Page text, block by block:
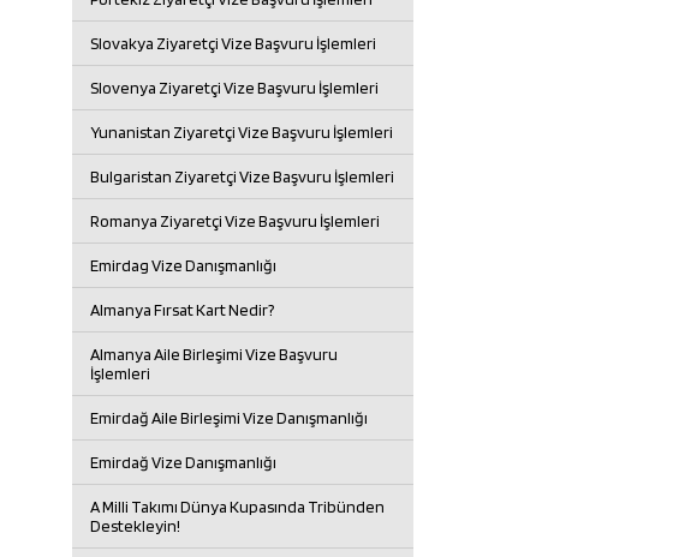
Slovakya Ziyaretçi Vize Başvuru İşlemleri
Slovenya Ziyaretçi Vize Başvuru İşlemleri
Yunanistan Ziyaretçi Vize Başvuru İşlemleri
Bulgaristan Ziyaretçi Vize Başvuru İşlemleri
Romanya Ziyaretçi Vize Başvuru İşlemleri
Emirdag Vize Danışmanlığı
Almanya Fırsat Kart Nedir?
Almanya Aile Birleşimi Vize Başvuru
İşlemleri
Emirdağ Aile Birleşimi Vize Danışmanlığı
Emirdağ Vize Danışmanlığı
A Milli Takımı Dünya Kupasında Tribünden
Destekleyin!